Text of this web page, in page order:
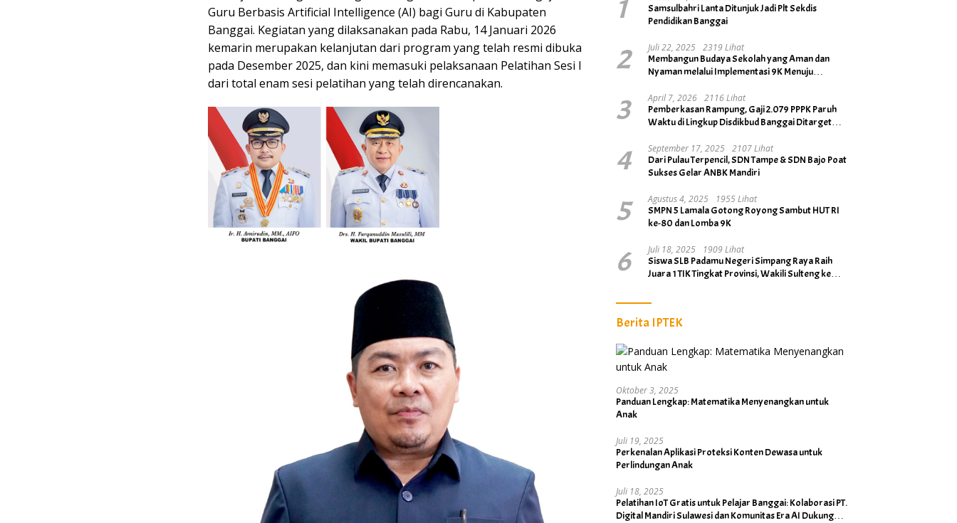
Guru Berbasis Artificial Intelligence (AI) bagi Guru di Kabupaten
Banggai. Kegiatan yang dilaksanakan pada Rabu, 14 Januari 2026
kemarin merupakan kelanjutan dari program yang telah resmi dibuka
pada Desember 2025, dan kini memasuki pelaksanaan Pelatihan Sesi I
dari total enam sesi pelatihan yang telah direncanakan.
1
Samsulbahri Lanta Ditunjuk Jadi Plt Sekdis
Pendidikan Banggai
2 Juli 22, 2025
2319 Lihat
Membangun Budaya Sekolah yang Aman dan
Nyaman melalui Implementasi 9K Menuju
3 April 7, 2026
2116 Lihat
Pemberkasan Rampung, Gaji 2.079 PPPK Paruh
Waktu di Lingkup Disdikbud Banggai Ditarget
4 September 17, 2025
2107 Lihat
Dari Pulau Terpencil, SDN Tampe & SDN Bajo Poat
Sukses Gelar ANBK Mandiri
5 Agustus 4, 2025
1955 Lihat
SMPN 5 Lamala Gotong Royong Sambut HUT RI
ke-80 dan Lomba 9K
6 Juli 18, 2025
1909 Lihat
Siswa SLB Padamu Negeri Simpang Raya Raih
Juara 1 TIK Tingkat Provinsi, Wakili Sulteng ke
Berita IPTEK
Oktober 3, 2025
Panduan Lengkap: Matematika Menyenangkan untuk
Anak
Juli 19, 2025
Perkenalan Aplikasi Proteksi Konten Dewasa untuk
Perlindungan Anak
Juli 18, 2025
Pelatihan IoT Gratis untuk Pelajar Banggai: Kolaborasi PT.
Digital Mandiri Sulawesi dan Komunitas Era AI Dukung